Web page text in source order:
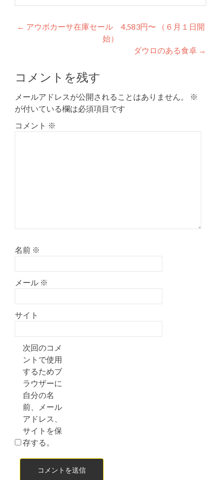
投
ビ
ゲ
ー
シ
← アウボカーサ在庫セール 4,583円〜 （６月１日開
始）
ダウロのある食卓 →
コメントを残す
メールアドレスが公開されることはありません。
※
が付いている欄は必須項目です
コメント ※
名前 ※
メール ※
サイト
次回のコメ
ントで使用
するためブ
ラウザーに
自分の名
前、メール
アドレス、
サイトを保
存する。